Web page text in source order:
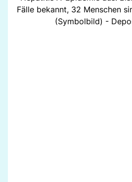
Fälle bekannt, 32 Menschen
(Symbolbild) -